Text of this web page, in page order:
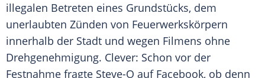
illegalen Betreten eines Grundstücks, dem
unerlaubten Zünden von Feuerwerkskörpern
innerhalb der Stadt und wegen Filmens ohne
Drehgenehmigung. Clever: Schon vor der
Festnahme fragte Steve-O auf Facebook, ob denn